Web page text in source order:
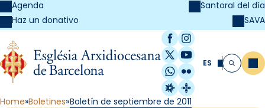
Agenda
Haz un donativo
Santoral del día
SAVA
Facebook
Instagram
X / Twitter
YouTube
WhatsApp
Flickr
Radio Estel
Catalunya
ES Buscar
Home Boletines Boletín de septiembre de 2011